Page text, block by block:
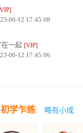
06-12 17:45:08
在一起 [VIP]
06-12 17:45:06
初学乍练 略有小成